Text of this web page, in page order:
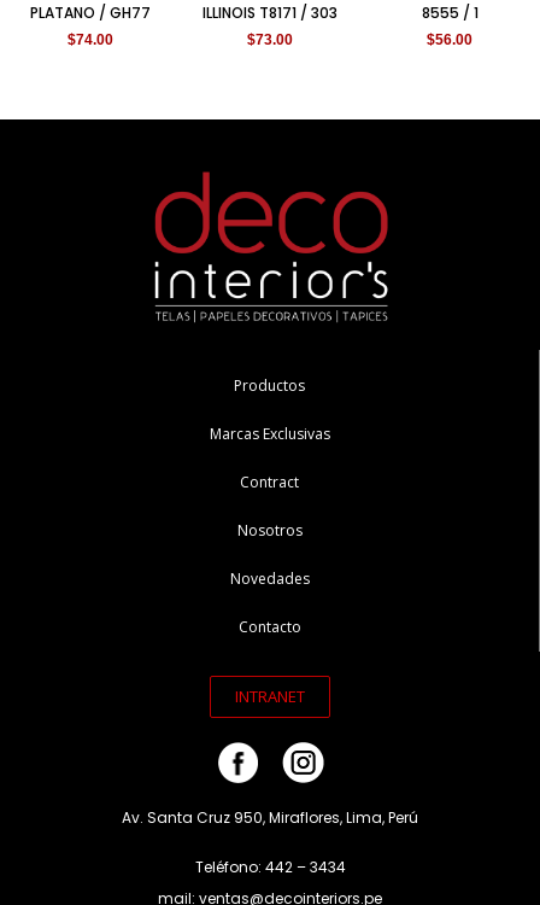
PLATANO / GH77
$74.00
ILLINOIS T8171 / 303
$73.00
8555 / 1
$56.00
Productos
Marcas Exclusivas
Contract
Nosotros
Novedades
Contacto
INTRANET
Av. Santa Cruz 950, Miraflores, Lima, Perú
Teléfono: 442 – 3434
mail: ventas@decointeriors.pe